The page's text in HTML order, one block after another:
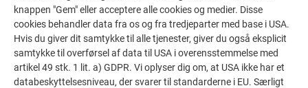
De PREFA referentiegallerij laat zien hoe veelzijdig
aluminium kan worden toegepast. Ontdek meer
indrukwekkende projecten met de duurzame PREFA
aluminiumoplossingen voor dak, zonne-energie en
gevel.
knappen "Gem" eller acceptere alle cookies og medier. Disse
cookies behandler data fra os og fra tredjeparter med base i USA.
Hvis du giver dit samtykke til alle tjenester, giver du også eksplicit
samtykke til overførsel af data til USA i overensstemmelse med
artikel 49 stk. 1 lit. a) GDPR. Vi oplyser dig om, at USA ikke har et
databeskyttelsesniveau, der svarer til standarderne i EU. Særligt